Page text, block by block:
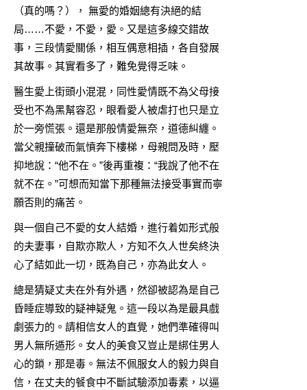
（真的嗎？）， 無愛的婚姻總有決絕的結
局……不愛，不愛，愛。又是這多線交錯故
事，三段情愛關係，相互偶意相插，各自發展
其故事。其實看多了，難免覺得乏味。
醫生愛上街頭小混混，同性愛情既不為父母接
受也不為黑幫容忍，眼看愛人被虐打也只是立
於一旁慌張。還是那般情愛無奈，道德糾纏。
當父親撞破而氣憤奔下樓梯，母親問及時，壓
抑地說：“他不在。”後再重複：“我說了他不在
就不在。”可想而知當下那種無法接受事實而寧
願否則的痛苦。
與一個自己不愛的女人結婚，進行着如形式般
的夫妻事，自欺亦欺人，方知不久人世矣終決
心了結如此一切，既為自己，亦為此女人。
總是猜疑丈夫在外有外遇，然卻被認為是自己
昏睡症導致的疑神疑鬼。這一段以為是最具戲
劇張力的。請相信女人的直覺，她們準確得叫
男人無所遁形。女人的美食又豈止是綁住男人
心的鎖，那是毒。無法不佩服女人的毅力與自
信，在丈夫的餐食中不斷試驗添加毒素，以逼